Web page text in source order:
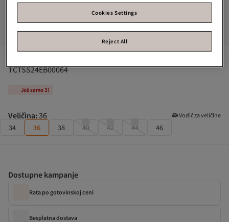
TCTSS24EB00064
Još samo 3!
Veličina:36 Vodič za veličine
34 36 38 40 42 44 46
Dostupne kampanje
Rata po gotovinskoj ceni
Besplatna dostava
Cookies Settings
Reject All